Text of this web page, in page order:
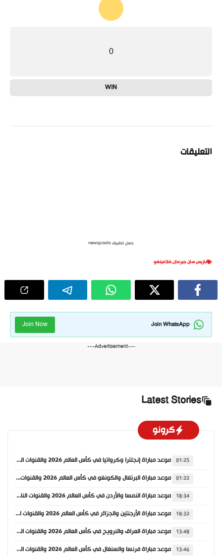
0
WIN
التعليقات
حمل تطبيق newspoots
باريس سان جيرمان,فلامينغو
Join WhatsApp
Join Now
---Advertisement---
Latest Stories
كرونو
01:25 موعد مباراة إنجلترا وكرواتيا في كأس العالم 2026 والقنوات الناقلة
01:22 موعد مباراة البرتغال والكونغو في كأس العالم 2026 والقنوات الناقلة
18:34 موعد مباراة النمسا والأردن في كأس العالم 2026 والقنوات الناقلة
18:32 موعد مباراة الأرجنتين والجزائر في كأس العالم 2026 والقنوات الناقلة
13:48 موعد مباراة العراق والنرويج في كأس العالم 2026 والقنوات الناقلة
13:46 موعد مباراة فرنسا والسنغال في كأس العالم 2026 والقنوات الناقلة